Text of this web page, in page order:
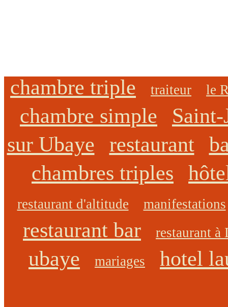
chambre triple traiteur le
chambre simple
sur Ubaye
restaurant
chambres triples
restaurant d'altitude manifestations
restaurant bar restaurant
ubaye mariages hotel